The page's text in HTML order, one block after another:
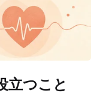
立つこと